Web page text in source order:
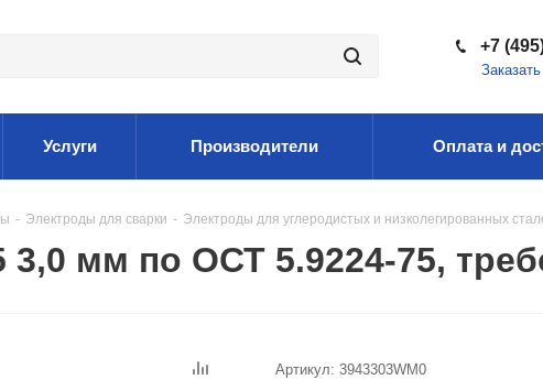
+7
Услуги Производители Оплата и
- Электроды для сварки - Электроды для углеродистых и низколегированных
мм по ОСТ 5.9224-75,
Артикул: 3943303WM0